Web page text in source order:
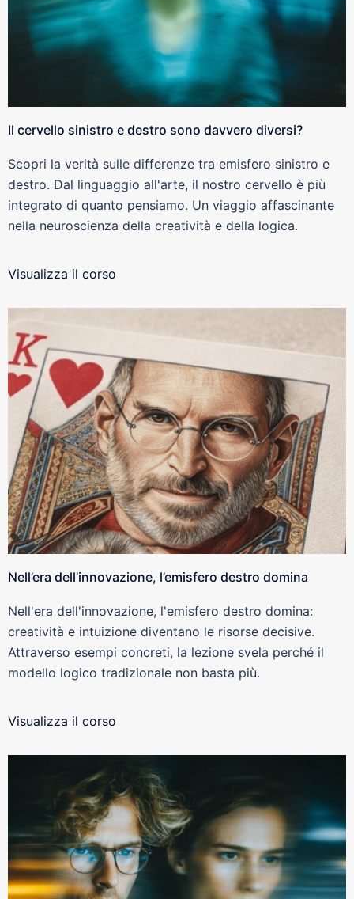
Il cervello sinistro e destro sono davvero diversi?
Scopri la verità sulle differenze tra emisfero sinistro e
destro. Dal linguaggio all'arte, il nostro cervello è più
integrato di quanto pensiamo. Un viaggio affascinante
nella neuroscienza della creatività e della logica.
Visualizza il corso
Nell’era dell’innovazione, l’emisfero destro domina
Nell'era dell'innovazione, l'emisfero destro domina:
creatività e intuizione diventano le risorse decisive.
Attraverso esempi concreti, la lezione svela perché il
modello logico tradizionale non basta più.
Visualizza il corso